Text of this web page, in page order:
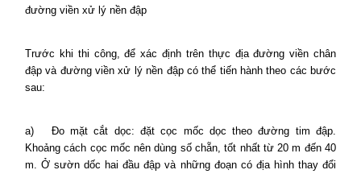
đường viền xử lý nền đập
Trước khi thi công, để xác định trên thực địa đường viền chân
đập và đường viền xử lý nền đập có thể tiến hành theo các bước
sau:
a)
Đo mặt cắt dọc: đặt cọc mốc dọc theo đường tim đập.
Khoảng cách cọc mốc nên dùng số chẵn, tốt nhất từ 20 m đến 40
m. Ở sườn dốc hai đầu đập và những đoạn có địa hình thay đổi